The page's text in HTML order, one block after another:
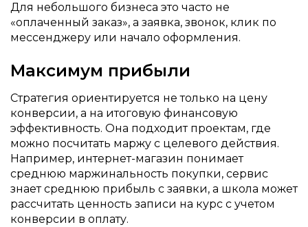
Для небольшого бизнеса это часто не
«оплаченный заказ», а заявка, звонок, клик по
мессенджеру или начало оформления.
Максимум прибыли
Стратегия ориентируется не только на цену
конверсии, а на итоговую финансовую
эффективность. Она подходит проектам, где
можно посчитать маржу с целевого действия.
Например, интернет-магазин понимает
среднюю маржинальность покупки, сервис
знает среднюю прибыль с заявки, а школа может
рассчитать ценность записи на курс с учетом
конверсии в оплату.